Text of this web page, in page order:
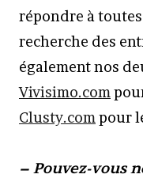
répondre à
recherche des
également nos
Vivisimo.com
Clusty.com pour
– Pouvez-vous